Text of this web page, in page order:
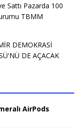
Sattı Pazarda 100
TBMM
DEMOKRASİ
DE AÇACAK
AirPods